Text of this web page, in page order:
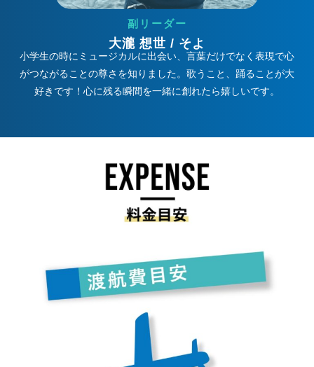
副リーダー
大瀧 想世 / そよ
小学生の時にミュージカルに出会い、言葉だけでなく表現で心
がつながることの尊さを知りました。歌うこと、踊ることが大
好きです！心に残る瞬間を一緒に創れたら嬉しいです。